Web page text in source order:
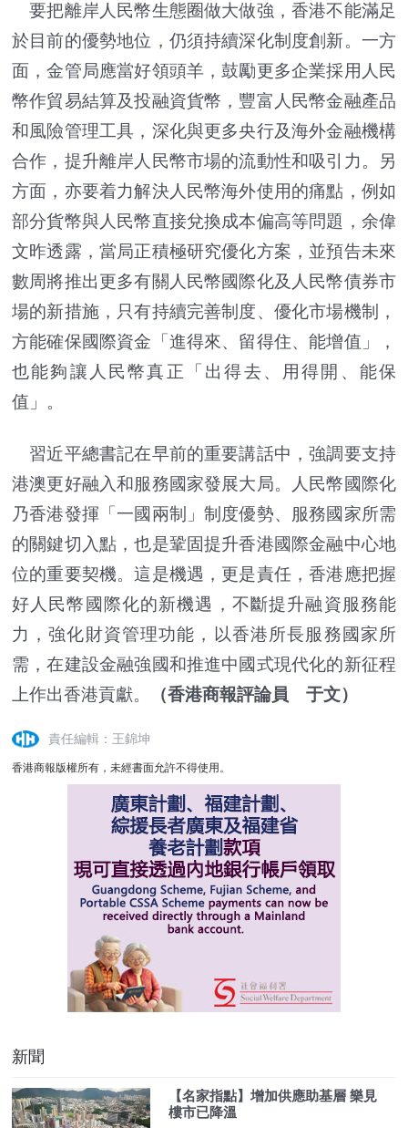
要把離岸人民幣生態圈做大做強，香港不能滿足
於目前的優勢地位，仍須持續深化制度創新。一方
面，金管局應當好領頭羊，鼓勵更多企業採用人民
幣作貿易結算及投融資貨幣，豐富人民幣金融產品
和風險管理工具，深化與更多央行及海外金融機構
合作，提升離岸人民幣市場的流動性和吸引力。另
方面，亦要着力解決人民幣海外使用的痛點，例如
部分貨幣與人民幣直接兌換成本偏高等問題，余偉
文昨透露，當局正積極研究優化方案，並預告未來
數周將推出更多有關人民幣國際化及人民幣債券市
場的新措施，只有持續完善制度、優化市場機制，
方能確保國際資金「進得來、留得住、能增值」，
也能夠讓人民幣真正「出得去、用得開、能保
值」。
習近平總書記在早前的重要講話中，強調要支持
港澳更好融入和服務國家發展大局。人民幣國際化
乃香港發揮「一國兩制」制度優勢、服務國家所需
的關鍵切入點，也是鞏固提升香港國際金融中心地
位的重要契機。這是機遇，更是責任，香港應把握
好人民幣國際化的新機遇，不斷提升融資服務能
力，強化財資管理功能，以香港所長服務國家所
需，在建設金融強國和推進中國式現代化的新征程
上作出香港貢獻。
（香港商報評論員 于文）
責任編輯：王錦坤
香港商報版權所有，未經書面允許不得使用。
新聞
【名家指點】增加供應助基層 樂見
樓市已降溫